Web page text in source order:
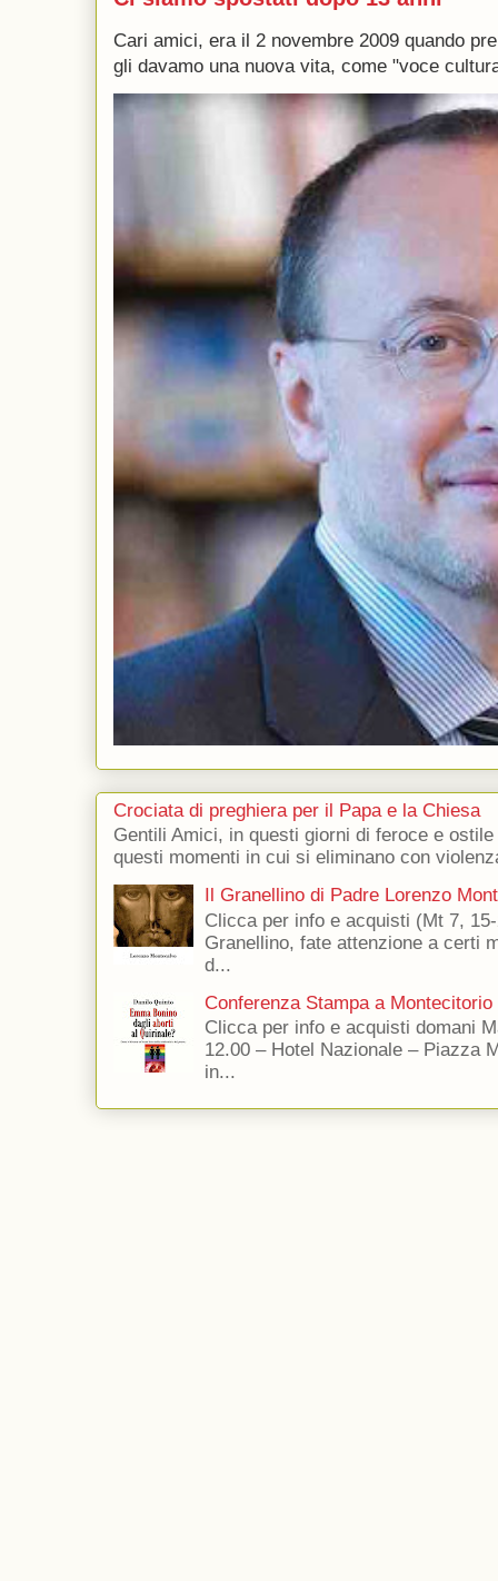
Cari amici, era il 2 novembre 2009 quando
gli davamo una nuova vita, come "voce
Crociata di preghiera per il Papa e la Chiesa
Gentili Amici, in questi giorni di feroce e
questi momenti in cui si eliminano con
Il Granellino di Padre Lorenzo
Clicca per info e acquisti (Mt 7,
Granellino, fate attenzione a certi
d...
Conferenza Stampa a Montecitorio
Clicca per info e acquisti domani
12.00 – Hotel Nazionale – Piazza
in...